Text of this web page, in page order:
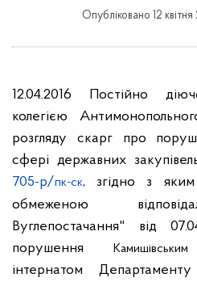
Опубліковано 12
12.04.2016 Постійно
колегією
розгляду скарг про
сфері державних
705-р/пк-ск, згідно з яким
обмеженою
Вуглепостачання" від
порушення
Камишівським
інтернатом